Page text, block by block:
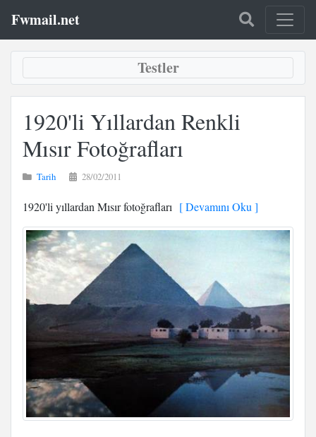
Fwmail.net
Testler
1920'li Yıllardan Renkli
Mısır Fotoğrafları
Tarih 28/02/2011
1920'li yıllardan Mısır fotoğrafları [ Devamını Oku ]